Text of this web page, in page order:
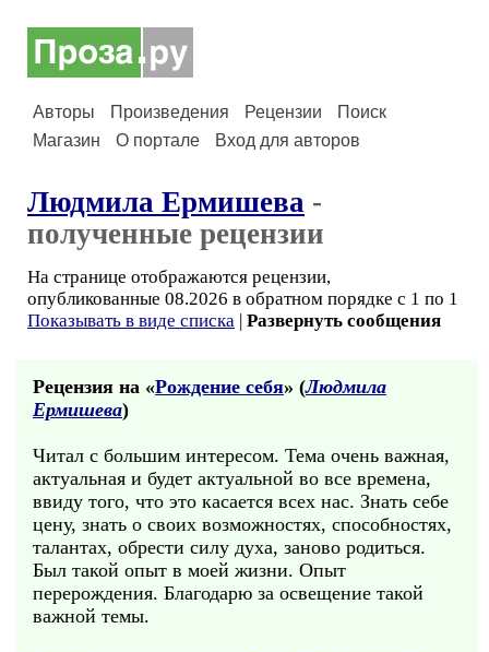
Авторы Произведения Рецензии
Поиск
Магазин
О портале Вход для авторов
Людмила Ермишева -
полученные рецензии
На странице отображаются рецензии,
опубликованные 08.2026 в обратном порядке с 1 по 1
Показывать в виде списка | Развернуть сообщения
Рецензия на «Рождение себя» (Людмила
Ермишева)
Читал с большим интересом. Тема очень важная,
актуальная и будет актуальной во все времена,
ввиду того, что это касается всех нас. Знать себе
цену, знать о своих возможностях, способностях,
талантах, обрести силу духа, заново родиться.
Был такой опыт в моей жизни. Опыт
перерождения. Благодарю за освещение такой
важной темы.